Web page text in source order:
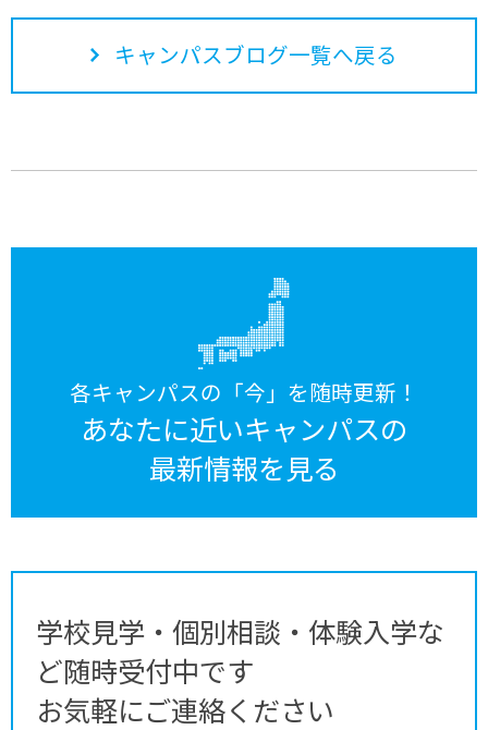
キャンパスブログ一覧へ戻る
各キャンパスの「今」を随時更新！
あなたに近いキャンパスの
最新情報を見る
学校見学・個別相談・体験入学な
ど随時受付中です
お気軽にご連絡ください